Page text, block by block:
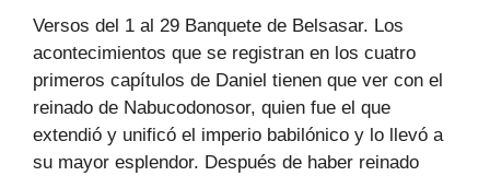
Versos del 1 al 29 Banquete de Belsasar. Los
acontecimientos que se registran en los cuatro
primeros capítulos de Daniel tienen que ver con el
reinado de Nabucodonosor, quien fue el que
extendió y unificó el imperio babilónico y lo llevó a
su mayor esplendor. Después de haber reinado